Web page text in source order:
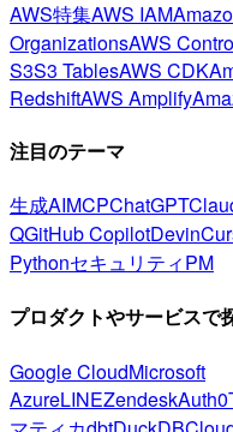
AWS特集AWS IAM
OrganizationsAWS
S3S3 TablesAWS CDK
RedshiftAWS Amplify
注目のテーマ
生成AIMCPChatGPT
QGitHub CopilotDevin
PythonセキュリティPM
プロダクトやサービスで
Google CloudMicrosoft
AzureLINEZendeskAuth0